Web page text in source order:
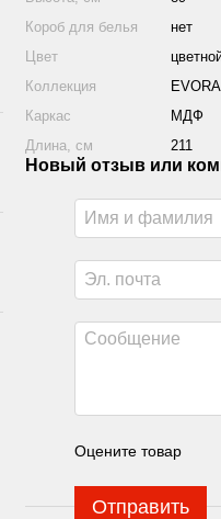
Короб для белья
нет
Цвет
Коллекция
Каркас
МДФ
Длина, см
211
Новый отзыв или
Оцените товар
Отправить